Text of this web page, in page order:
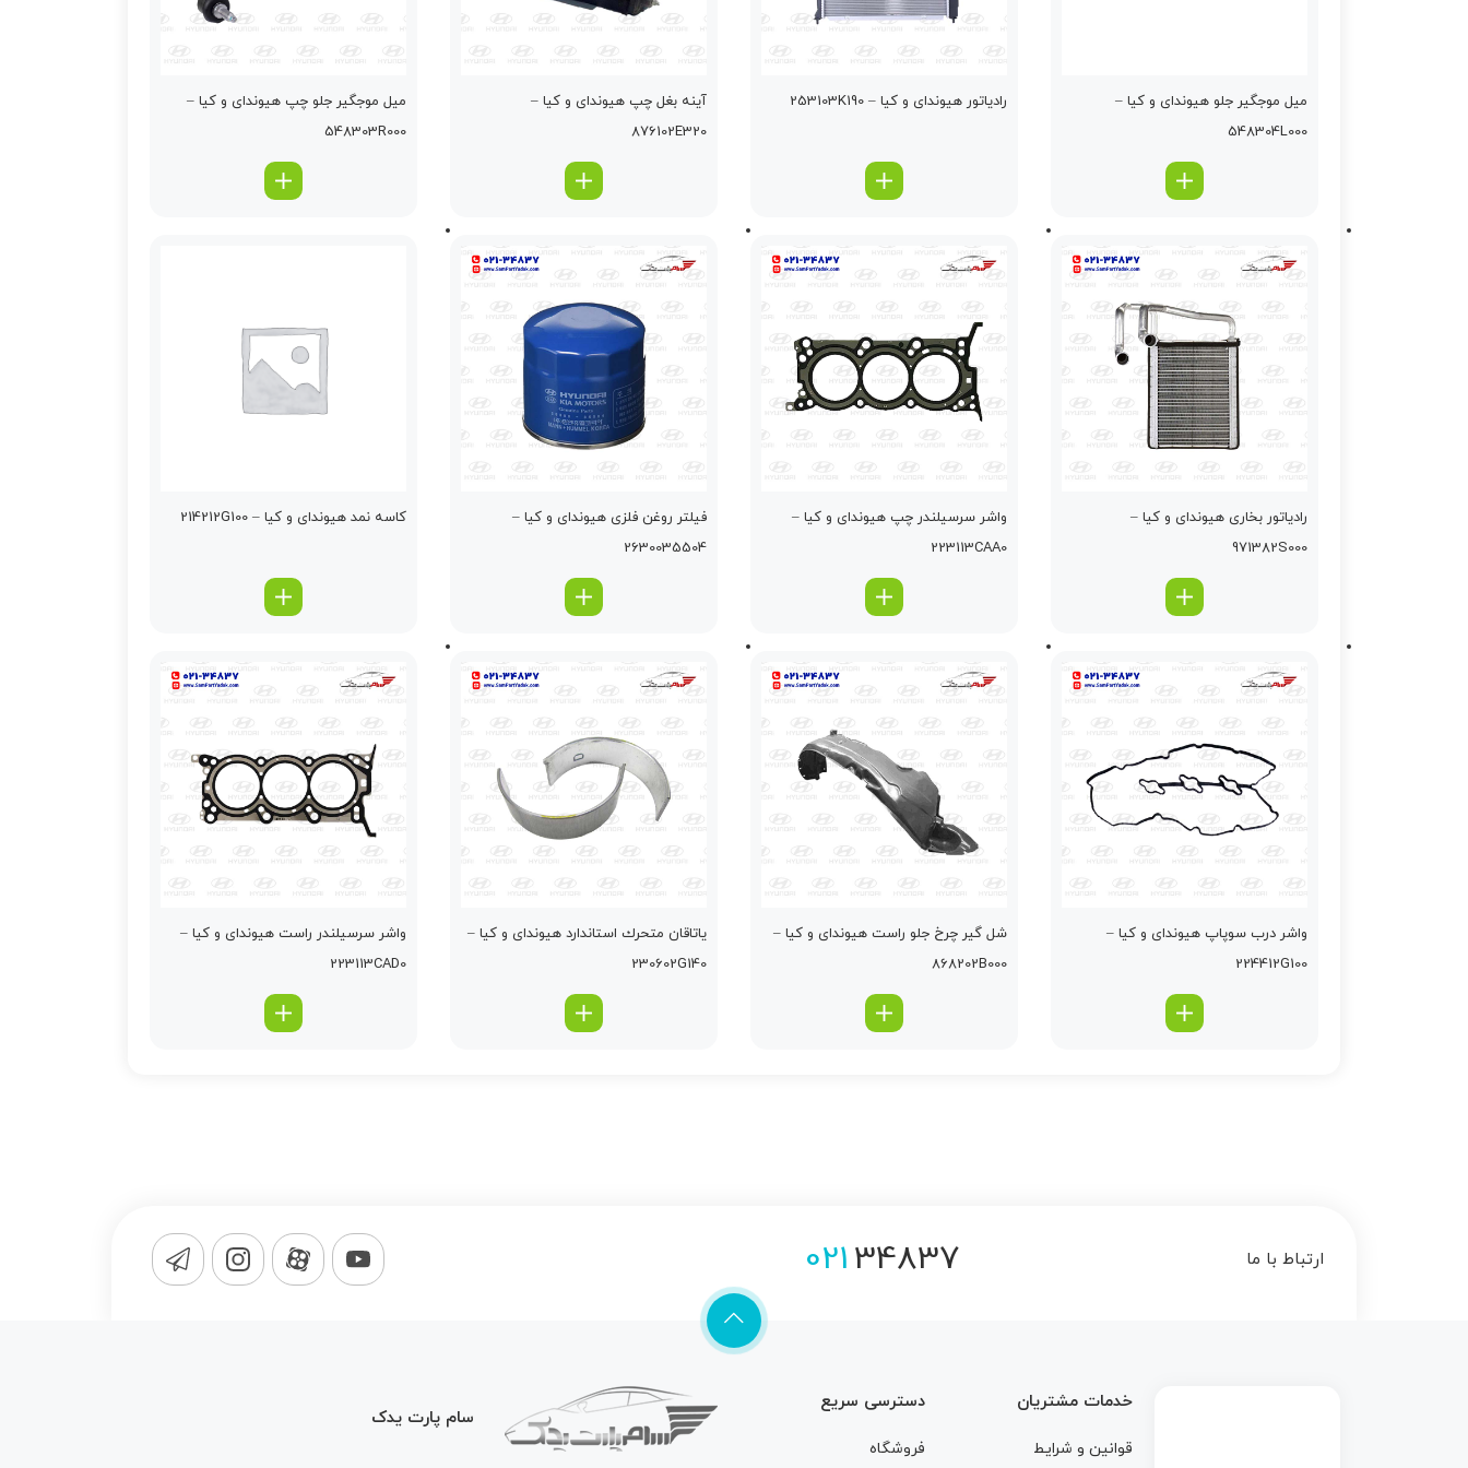
ميل موجگير جلو هیوندای و کیا –
548304L000
رادياتور هیوندای و کیا – 253103K190
آينه بغل چپ هیوندای و کیا –
876102E320
ميل موجگير جلو چپ هیوندای و کیا –
548303R000
رادیاتور بخاری هیوندای و کیا –
971382S000
واشر سرسيلندر چپ هیوندای و کیا –
223113CAA0
فیلتر روغن فلزی هیوندای و کیا –
2630035504
کاسه نمد هیوندای و کیا – 214212G100
واشر درب سوپاپ هیوندای و کیا –
224412G100
شل گير چرخ جلو راست هیوندای و کیا –
868202B000
ياتاقان متحرك استاندارد هیوندای و کیا –
230602G140
واشر سرسيلندر راست هیوندای و کیا –
223113CAD0
ارتباط با ما 02134837
خدمات مشتریان
قوانین و شرایط
دسترسی سریع
فروشگاه
سام پارت یدک